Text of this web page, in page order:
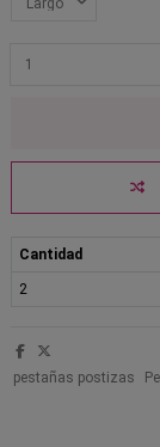
Cantidad
2
pestañas postizas